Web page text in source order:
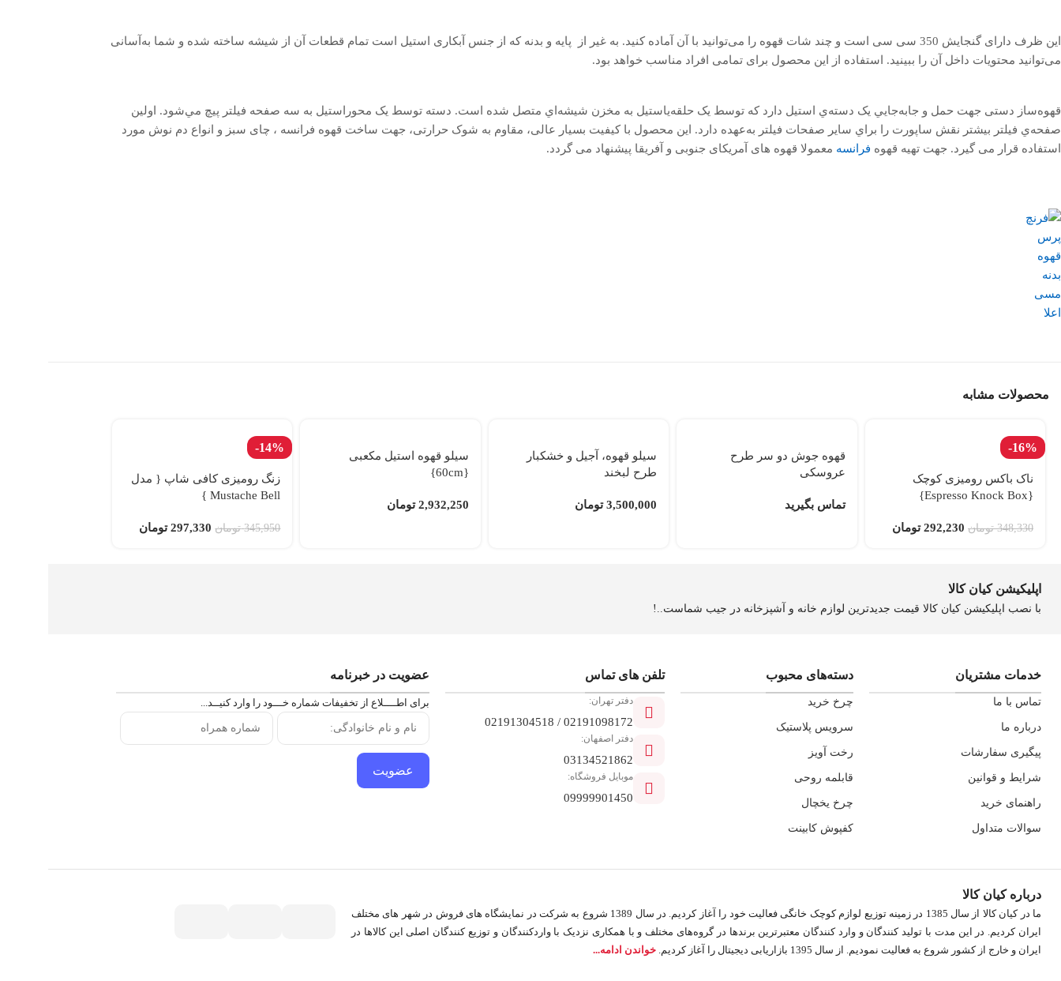
این ظرف دارای گنجایش 350 سی سی است و چند شات قهوه را می‌توانید با آن آماده کنید. به ‌غیر از پایه و بدنه که از جنس آبکاری استیل است تمام قطعات آن از شیشه ساخته شده و شما به‌آسانی
می‌توانید محتویات داخل آن را ببینید. استفاده از این محصول برای تمامی افراد مناسب خواهد بود.
قهوه‌ساز دستی جهت حمل و جابه‌جايي يک دسته‌ي استیل دارد که توسط يک حلقه‌ياستیل به مخزن شيشه‌اي متصل شده است. دسته توسط يک محوراستیل به سه صفحه فيلتر پيچ مي‌شود. اولين
صفحه‌ي فيلتر بيشتر نقش ساپورت را براي ساير صفحات فيلتر به‌عهده دارد. این محصول با کیفیت بسیار عالی، مقاوم به شوک حرارتی، جهت ساخت قهوه فرانسه ، چای سبز و انواع دم نوش مورد
استفاده قرار می گیرد. جهت تهیه قهوه فرانسه معمولا قهوه های آمریکای جنوبی و آفریقا پیشنهاد می گردد.
محصولات مشابه
-16%
ناک باکس رومیزی کوچک
{Espresso Knock Box}
348,330 تومان 292,230 تومان
قهوه جوش دو سر طرح
عروسکی
تماس بگیرید
سیلو قهوه، آجیل و خشکبار
طرح لبخند
3,500,000 تومان
سیلو قهوه استیل مکعبی
{60cm}
2,932,250 تومان
-14%
زنگ رومیزی کافی شاپ { مدل
Mustache Bell }
345,950 تومان 297,330 تومان
اپلیکیشن کیان کالا
با نصب اپلیکیشن کیان کالا قیمت جدیدترین لوازم خانه و آشپزخانه در جیب شماست..!
خدمات مشتریان
تماس با ما
درباره ما
پیگیری سفارشات
شرایط و قوانین
راهنمای خرید
سوالات متداول
دسته‌های محبوب
چرخ خرید
سرویس پلاستیک
رخت آویز
قابلمه روحی
چرخ یخچال
کفپوش کابینت
تلفن ‌های تماس
دفتر تهران:
02191098172 / 02191304518
دفتر اصفهان:
03134521862
موبایل فروشگاه:
09999901450
عضویت در خبرنامه
برای اطــــلاع از تخفیفات شماره خـــود را وارد کنیــد...
عضویت
درباره کیان کالا
ما در کیان کالا از سال 1385 در زمینه توزیع لوازم کوچک خانگی فعالیت خود را آغاز کردیم. در سال 1389 شروع به شرکت در نمایشگاه های فروش در شهر های مختلف
ایران کردیم. در اين مدت با توليد كنندگان و وارد كنندگان معتبرترین برندها در گروه‌‏های مختلف و با همکاری نزدیک با وارد‏کنندگان و توزیع‏ کنندگان اصلی این کالاها در
ایران و خارج از کشور شروع به فعاليت نمودیم. از سال 1395 بازاریابی دیجیتال را آغاز کردیم.
خواندن ادامه...